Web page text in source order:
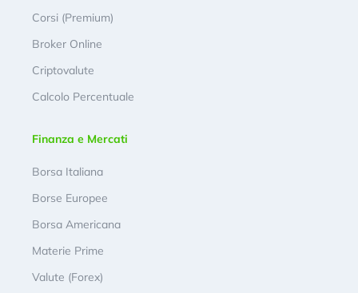
Corsi (Premium)
Broker Online
Criptovalute
Calcolo Percentuale
Finanza e Mercati
Borsa Italiana
Borse Europee
Borsa Americana
Materie Prime
Valute (Forex)